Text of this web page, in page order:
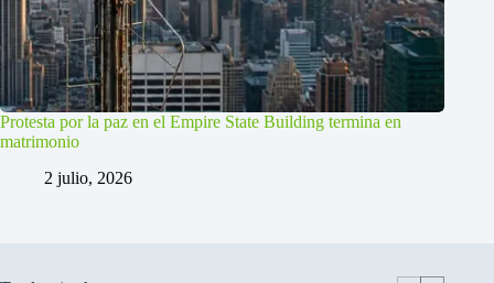
Protesta por la paz en el Empire State Building termina en
matrimonio
2 julio, 2026